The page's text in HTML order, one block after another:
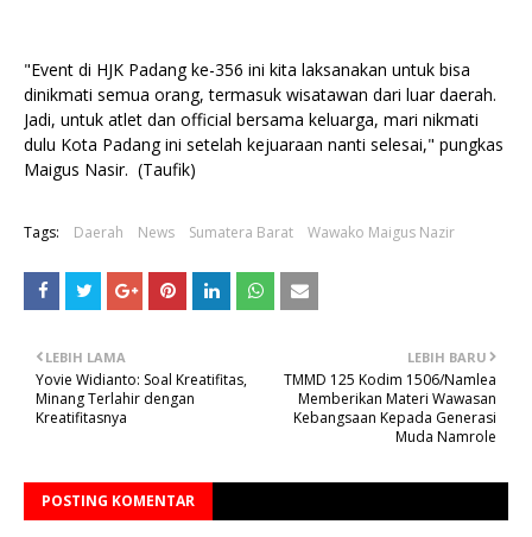
"Event di HJK Padang ke-356 ini kita laksanakan untuk bisa
dinikmati semua orang, termasuk wisatawan dari luar daerah.
Jadi, untuk atlet dan official bersama keluarga, mari nikmati
dulu Kota Padang ini setelah kejuaraan nanti selesai," pungkas
Maigus Nasir. (Taufik)
Tags: Daerah News Sumatera Barat Wawako Maigus Nazir
LEBIH BARU
TMMD 125 Kodim 1506/Namlea
Memberikan Materi Wawasan
Kebangsaan Kepada Generasi
Muda Namrole
LEBIH LAMA
Yovie Widianto: Soal Kreatifitas,
Minang Terlahir dengan
Kreatifitasnya
POSTING KOMENTAR